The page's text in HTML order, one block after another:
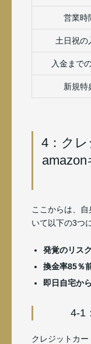
営業時
土日祝の
入金まで
新規特
4：ク
ここからは、
いて以下の3つ
発覚のリス
換金率85％
即日自宅か
4-1
クレジットカ